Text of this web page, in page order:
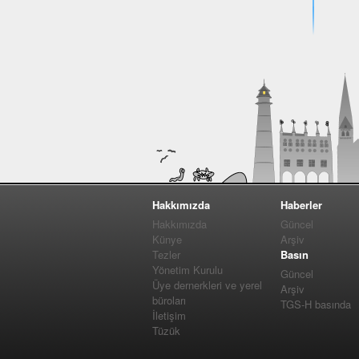
Hakkımızda
Hakkımızda
Künye
Tezler
Yönetim Kurulu
Üye dernerkleri ve yerel
büroları
İletişim
Tüzük
Haberler
Güncel
Arşiv
Basın
Güncel
Arşiv
TGS-H basında